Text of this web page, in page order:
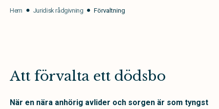
Hem Juridisk rådgivning Förvaltning
Att förvalta ett dödsbo
När en nära anhörig avlider och sorgen är som tyngst